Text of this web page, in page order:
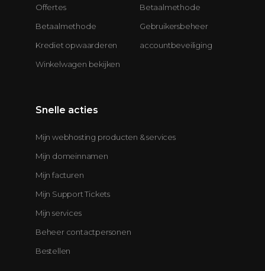
Offertes
Betaalmethode
Krediet opwaarderen
Winkelwagen bekijken
Betaalmethode
Gebruikersbeheer
accountbeveiliging
Snelle acties
Mijn webhosting producten & services
Mijn domeinnamen
Mijn facturen
Mijn Support Tickets
Mijn services
Beheer contactpersonen
Bestellen